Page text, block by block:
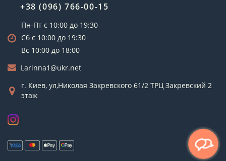
+38 (096) 766-00-15
Пн-Пт с 10:00 до 19:30
Сб с 10:00 до 19:30
Вс 10:00 до 18:00
Larinna1@ukr.net
г. Киев, ул,Николая Закревского 61/2 ТРЦ Закревский 2
этаж